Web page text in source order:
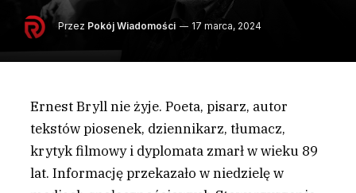
Przez Pokój Wiadomości 17 marca, 2024
Ernest Bryll nie żyje. Poeta, pisarz, autor
tekstów piosenek, dziennikarz, tłumacz,
krytyk filmowy i dyplomata zmarł w wieku 89
lat. Informację przekazało w niedzielę w